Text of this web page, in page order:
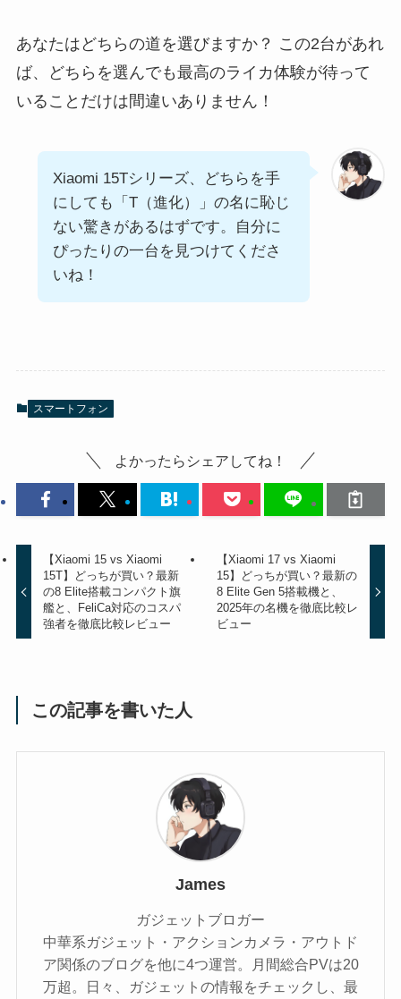
あなたはどちらの道を選びますか？ この2台があれ
ば、どちらを選んでも最高のライカ体験が待って
いることだけは間違いありません！
Xiaomi 15Tシリーズ、どちらを手
にしても「T（進化）」の名に恥じ
ない驚きがあるはずです。自分に
ぴったりの一台を見つけてくださ
いね！
スマートフォン
よかったらシェアしてね！
【Xiaomi 15 vs Xiaomi
15T】どっちが買い？最新
の8 Elite搭載コンパクト旗
艦と、FeliCa対応のコスパ
強者を徹底比較レビュー
【Xiaomi 17 vs Xiaomi
15】どっちが買い？最新の
8 Elite Gen 5搭載機と、
2025年の名機を徹底比較レ
ビュー
この記事を書いた人
James
ガジェットブロガー
中華系ガジェット・アクションカメラ・アウトド
ア関係のブログを他に4つ運営。月間総合PVは20
万超。日々、ガジェットの情報をチェックし、最